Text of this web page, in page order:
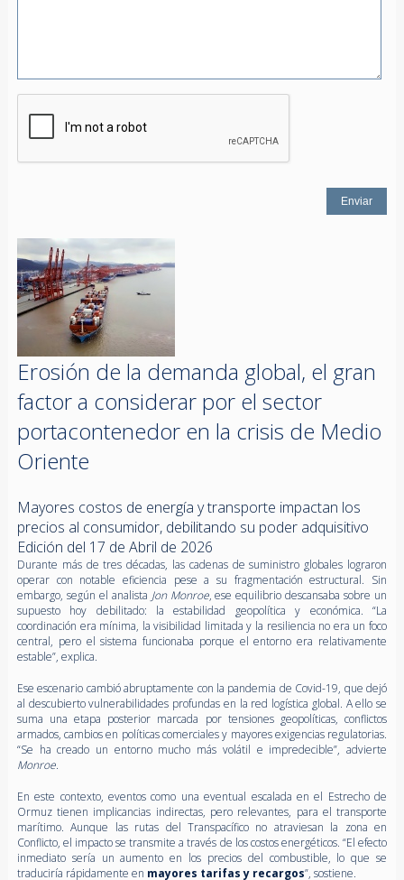
Erosión de la demanda global, el gran
factor a considerar por el sector
portacontenedor en la crisis de Medio
Oriente
Mayores costos de energía y transporte impactan los
precios al consumidor, debilitando su poder adquisitivo
Edición del 17 de Abril de 2026
Durante más de tres décadas, las cadenas de suministro globales lograron
operar con notable eficiencia pese a su fragmentación estructural. Sin
embargo, según el analista Jon Monroe, ese equilibrio descansaba sobre un
supuesto hoy debilitado: la estabilidad geopolítica y económica. “La
coordinación era mínima, la visibilidad limitada y la resiliencia no era un foco
central, pero el sistema funcionaba porque el entorno era relativamente
estable”, explica.
Ese escenario cambió abruptamente con la pandemia de Covid-19, que dejó
al descubierto vulnerabilidades profundas en la red logística global. A ello se
suma una etapa posterior marcada por tensiones geopolíticas, conflictos
armados, cambios en políticas comerciales y mayores exigencias regulatorias.
“Se ha creado un entorno mucho más volátil e impredecible”, advierte
Monroe.
En este contexto, eventos como una eventual escalada en el Estrecho de
Ormuz tienen implicancias indirectas, pero relevantes, para el transporte
marítimo. Aunque las rutas del Transpacífico no atraviesan la zona en
Conflicto, el impacto se transmite a través de los costos energéticos. “El efecto
inmediato sería un aumento en los precios del combustible, lo que se
traduciría rápidamente en mayores tarifas y recargos”, sostiene.